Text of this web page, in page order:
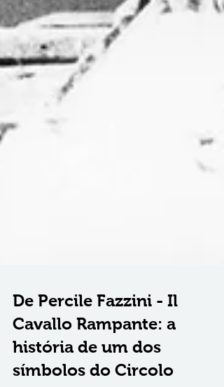
De Percile Fazzini - Il
Cavallo Rampante: a
história de um dos